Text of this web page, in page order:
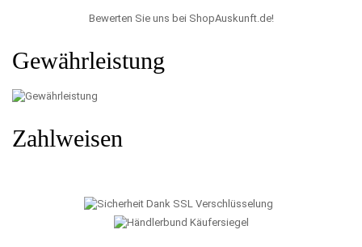
Bewerten Sie uns bei ShopAuskunft.de!
Gewährleistung
Zahlweisen